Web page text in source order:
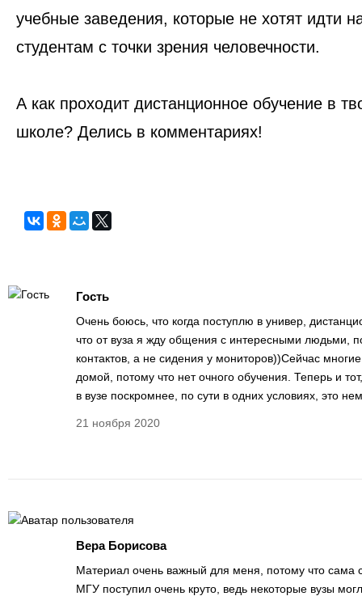
учебные заведения, которые не хотят идти
студентам с точки зрения человечности.
А как проходит дистанционное обучение в
школе? Делись в комментариях!
Гость
Очень боюсь, что когда поступлю в универ,
что от вуза я жду общения с интересными людьми,
контактов, а не сидения у мониторов))Сейчас
домой, потому что нет очного обучения. Теперь и
в вузе поскромнее, по сути в одних условиях, это
21 ноября 2020
Вера Борисова
Материал очень важный для меня, потому что сама
МГУ поступил очень круто, ведь некоторые вузы